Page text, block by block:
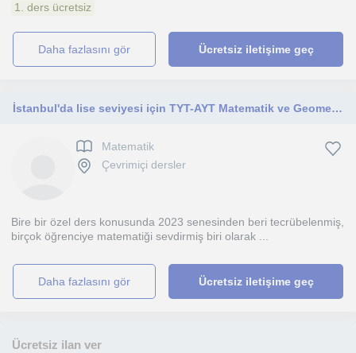
1. ders ücretsiz
daha fazlasını gör Ücretsiz iletişime geç
İstanbul'da lise seviyesi için TYT-AYT Matematik ve Geometri dersleri veriyorum. İTÜ İşletme Mühendisliği öğrencisiyim.
Matematik
Çevrimiçi dersler
Bire bir özel ders konusunda 2023 senesinden beri tecrübelenmiş,
birçok öğrenciye matematiği sevdirmiş biri olarak ...
daha fazlasını gör Ücretsiz iletişime geç
Ücretsiz ilan ver